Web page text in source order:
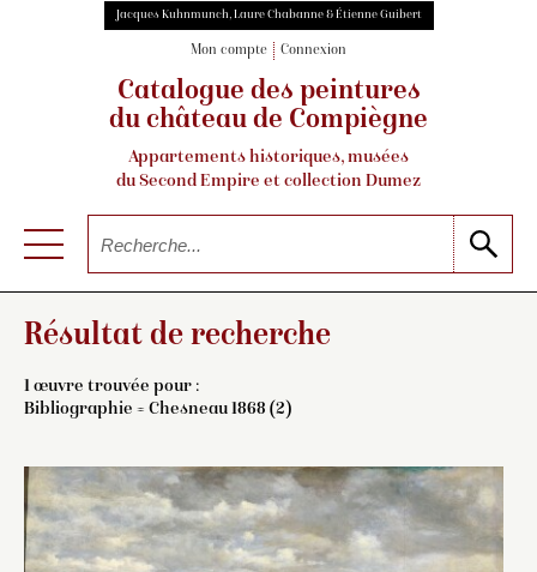
Jacques Kuhnmunch, Laure Chabanne & Étienne Guibert
Mon compte Connexion
Catalogue des peintures
du château de Compiègne
Appartements historiques, musées
du Second Empire et collection Dumez
Résultat de recherche
1 œuvre trouvée pour :
Bibliographie = Chesneau 1868 (2)